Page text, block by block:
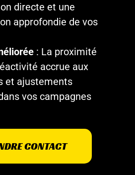
directe et une
approfondie de vos
: La proximité
accrue aux
et ajustements
vos campagnes
CONTACT